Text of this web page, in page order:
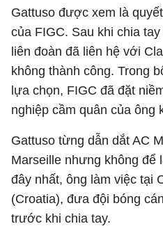
Gattuso được xem là
của FIGC. Sau khi chia
liên đoàn đã liên hệ với
không thành công. Trong
lựa chọn, FIGC đã đặt
nghiệp cầm quân của
Gattuso từng dẫn dắt AC
Marseille nhưng không để
đây nhất, ông làm việc tại
(Croatia), đưa đội bóng
trước khi chia tay.